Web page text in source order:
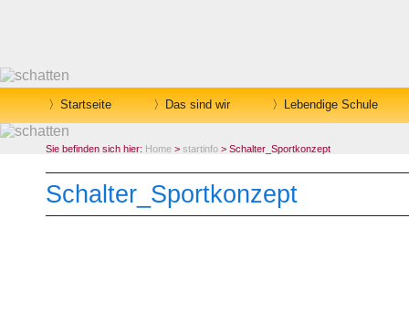
Startseite Das sind wir Lebendige Schule
Sie befinden sich hier: Home > startinfo > Schalter_Sportkonzept
Schalter_Sportkonzept